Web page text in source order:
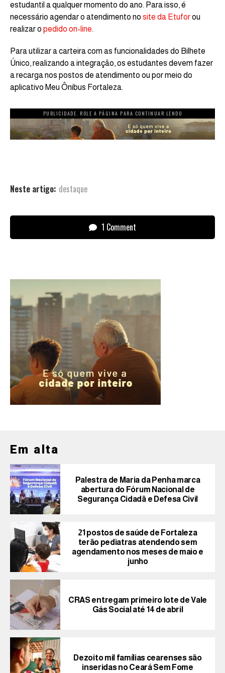
estudantil a qualquer momento do ano. Para isso, é
necessário agendar o atendimento no site da Etuforou
realizar o pedido on-line.
Para utilizar a carteira com as funcionalidades do Bilhete
Único, realizando a integração, os estudantes devem fazer
a recarga nos postos de atendimento ou por meio do
aplicativo Meu Ônibus Fortaleza.
PUBLICIDADE. ROLE A PÁGINA PARA CONTINUAR LENDO
Neste artigo: destaque
1 Comment
Em alta
Palestra de Maria da Penha marca
abertura do Fórum Nacional de
Segurança Cidadã e Defesa Civil
21 postos de saúde de Fortaleza
terão pediatras atendendo sem
agendamento nos meses de maio e
junho
CRAS entregam primeiro lote de Vale
Gás Social até 14 de abril
Dezoito mil famílias cearenses são
inseridas no Ceará Sem Fome